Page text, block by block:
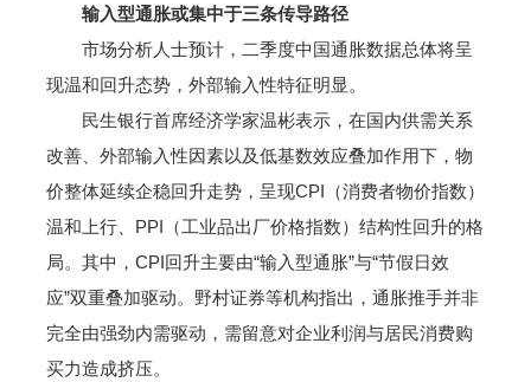
输入型通胀或集中于三条传导路径
市场分析人士预计，二季度中国通胀数据总体将呈
现温和回升态势，外部输入性特征明显。
民生银行首席经济学家温彬表示，在国内供需关系
改善、外部输入性因素以及低基数效应叠加作用下，物
价整体延续企稳回升走势，呈现CPI（消费者物价指数）
温和上行、PPI（工业品出厂价格指数）结构性回升的格
局。其中，CPI回升主要由“输入型通胀”与“节假日效
应”双重叠加驱动。野村证券等机构指出，通胀推手并非
完全由强劲内需驱动，需留意对企业利润与居民消费购
买力造成挤压。